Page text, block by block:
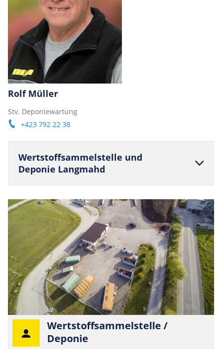
Rolf Müller
Stv. Deponiewartung
+423 792 22 38
Wert­stoffsam­mels­telle und
Deponie Langmahd
Wert­stoffsam­mels­telle /
Deponie